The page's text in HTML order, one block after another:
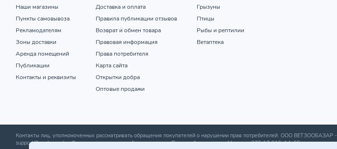
Наши магазины
Пункты самовывоза
Рекламодателям
Зоны доставки
Аренда помещений
Публикации
Контакты и реквизиты
Доставка и оплата
Правила публикации отзывов
Возврат и обмен товара
Правовая информация
Права потребителя
Карта сайта
Открытки добра
Оптовые продажи
Грызуны
Птицы
Рыбы и рептилии
Ветаптека
Контакты лиц, уполномоченных рассматривать обращения покупателей о нарушении прав потребителей: ООО ВЕТЗООБАЗАР -
support@zoobazar.by; Отдел торговли и услуг Администрации Первомайского р-на г. Минска+375 17 215-14-65.